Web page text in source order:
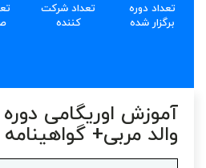
تعداد دوره
برگزار شده
تعداد شرکت
کننده
آموزش اوریگامی
والد مربی+